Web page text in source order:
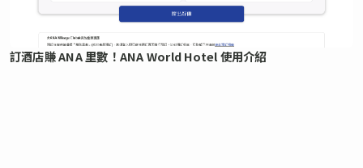
訂酒店賺 ANA 里數！ANA World Hotel 使用介紹